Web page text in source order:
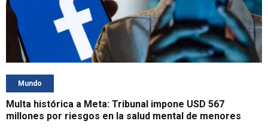
Mundo
Multa histórica a Meta: Tribunal impone USD 567
millones por riesgos en la salud mental de menores